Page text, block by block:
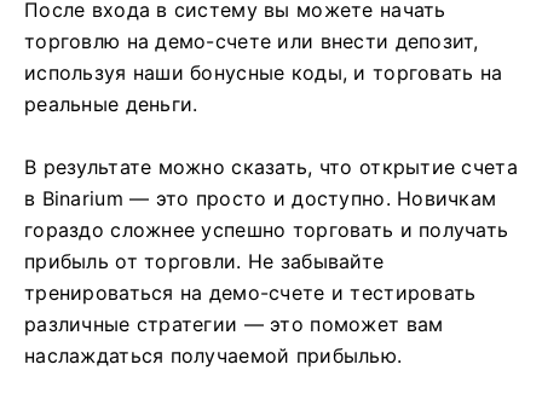
После входа в систему вы можете начать
торговлю на демо-счете или внести депозит,
используя наши бонусные коды, и торговать на
реальные деньги.
В результате можно сказать, что открытие счета
в Binarium — это просто и доступно. Новичкам
гораздо сложнее успешно торговать и получать
прибыль от торговли. Не забывайте
тренироваться на демо-счете и тестировать
различные стратегии — это поможет вам
наслаждаться получаемой прибылью.